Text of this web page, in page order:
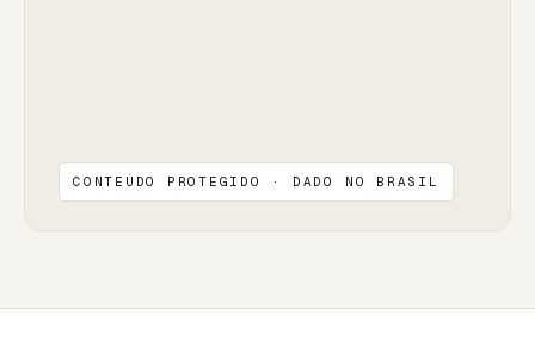
CONTEÚDO PROTEGIDO · DADO NO BRASIL